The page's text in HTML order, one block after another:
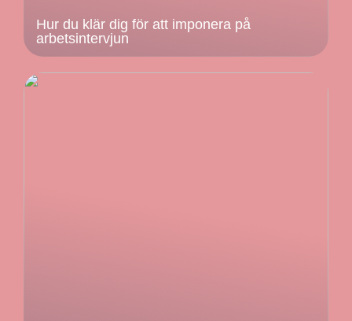
Hur du klär dig för att imponera på
arbetsintervjun